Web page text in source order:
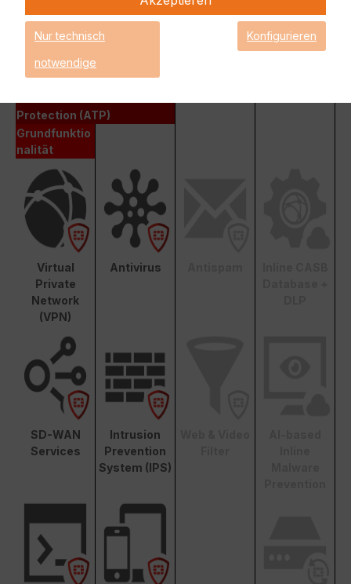
Fortinet Advanced Threat Protection (ATP)
Enterprise Protection
Unified Threat Protection (UTP)
Protection (ATP)
Grundfunktio
nalität
Virtual
Private
Network
(VPN)
Antivirus
SD-WAN
Services
Intrusion
Prevention
System (IPS)
Nur technisch
notwendige
Konfigurieren